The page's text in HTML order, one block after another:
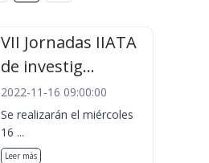
VII Jornadas IIATA
de investig...
2022-11-16 09:00:00
Se realizarán el miércoles
16 ...
Leer más